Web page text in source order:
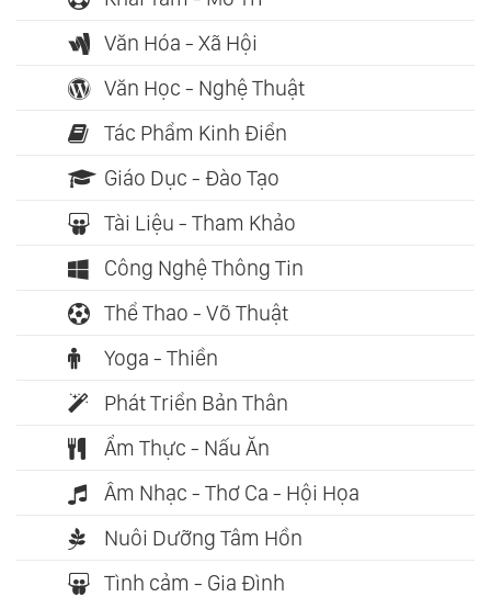
Văn Hóa - Xã Hội
Văn Học - Nghệ Thuật
Tác Phẩm Kinh Điển
Giáo Dục - Đào Tạo
Tài Liệu - Tham Khảo
Công Nghệ Thông Tin
Thể Thao - Võ Thuật
Yoga - Thiền
Phát Triển Bản Thân
Ẩm Thực - Nấu Ăn
Âm Nhạc - Thơ Ca - Hội Họa
Nuôi Dưỡng Tâm Hồn
Tình cảm - Gia Đình